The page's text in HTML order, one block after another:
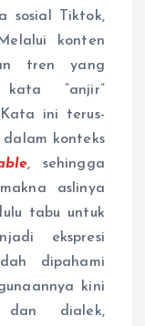
sosial Tiktok,
konten
tren yang
“anjir”
Kata ini terus-
konteks
, sehingga
aslinya
tabu untuk
ekspresi
dipahami
kini
dan dialek,